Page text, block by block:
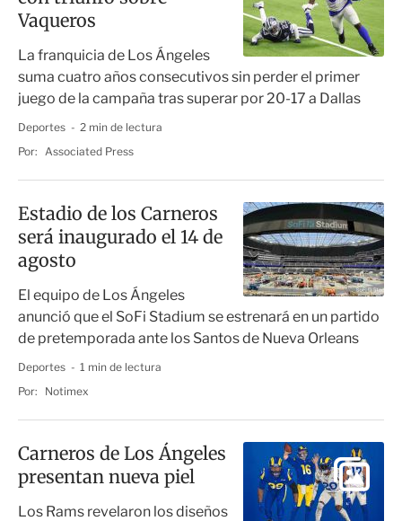
Vaqueros
La franquicia de Los Ángeles
suma cuatro años consecutivos sin perder el primer
juego de la campaña tras superar por 20-17 a Dallas
Deportes
2 min de lectura
Por: Associated Press
Estadio de los Carneros
será inaugurado el 14 de
agosto
El equipo de Los Ángeles
anunció que el SoFi Stadium se estrenará en un partido
de pretemporada ante los Santos de Nueva Orleans
Deportes
1 min de lectura
Por:
Notimex
Carneros de Los Ángeles
presentan nueva piel
Los Rams revelaron los diseños